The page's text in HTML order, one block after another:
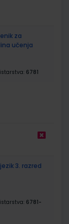
za
učenja
6781
3. razred
6781-